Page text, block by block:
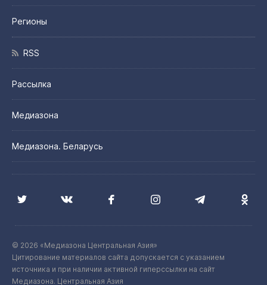
Регионы
RSS
Рассылка
Медиазона
Медиазона. Беларусь
© 2026 «Медиазона Центральная Азия»
Цитирование материалов сайта допускается с указанием
источника и при наличии активной гиперссылки на сайт
Медиазона. Центральная Азия